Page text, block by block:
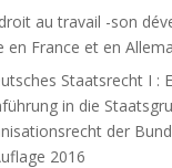
droit au travail -son
en France et en
Staatsrecht I :
in die
der
2016